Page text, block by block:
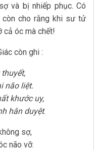
và bị nhiếp phục. Có
còn cho rằng khi sư tử
cả óc mà chết!
còn ghi :
não liệt.
khước uy,
hân duyệt.
sợ,
não vỡ.